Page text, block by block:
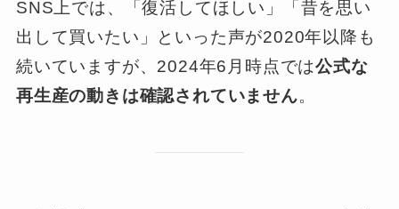
SNS上では、「復活してほしい」「昔を思い
出して買いたい」といった声が2020年以降も
続いていますが、2024年6月時点では公式な
再生産の動きは確認されていません。